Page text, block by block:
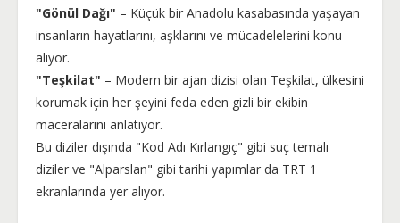
"Gönül Dağı" – Küçük bir Anadolu kasabasında yaşayan
insanların hayatlarını, aşklarını ve mücadelelerini konu
alıyor.
"Teşkilat" – Modern bir ajan dizisi olan Teşkilat, ülkesini
korumak için her şeyini feda eden gizli bir ekibin
maceralarını anlatıyor.
Bu diziler dışında "Kod Adı Kırlangıç" gibi suç temalı
diziler ve "Alparslan" gibi tarihi yapımlar da TRT 1
ekranlarında yer alıyor​.